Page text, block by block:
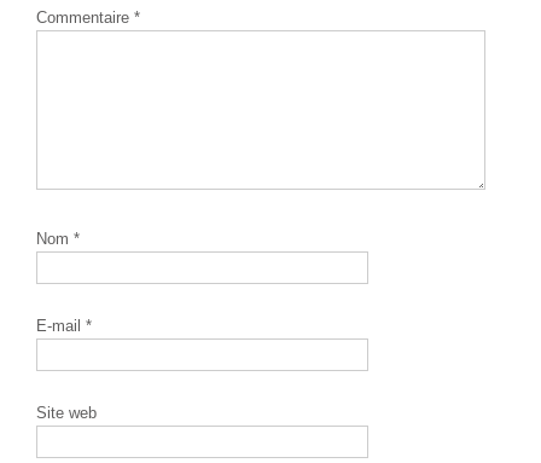
Commentaire *
Nom *
E-mail *
Site web